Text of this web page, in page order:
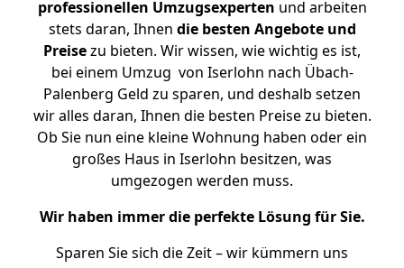
professionellen Umzugsexperten und arbeiten
stets daran, Ihnen die besten Angebote und
Preisezu bieten. Wir wissen, wie wichtig es ist,
bei einem Umzug von Iserlohn nach Übach-
Palenberg Geld zu sparen, und deshalb setzen
wir alles daran, Ihnen die besten Preise zu bieten.
Ob Sie nun eine kleine Wohnung haben oder ein
großes Haus in Iserlohn besitzen, was
umgezogen werden muss.
Wir haben immer die perfekte Lösung für Sie.
Sparen Sie sich die Zeit – wir kümmern uns